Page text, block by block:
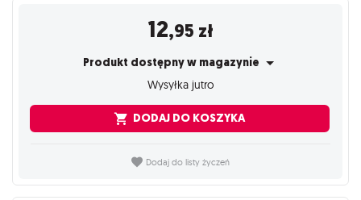
12,95 zł
Produkt dostępny w magazynie
Wysyłka jutro
DODAJ DO KOSZYKA
Dodaj do listy życzeń